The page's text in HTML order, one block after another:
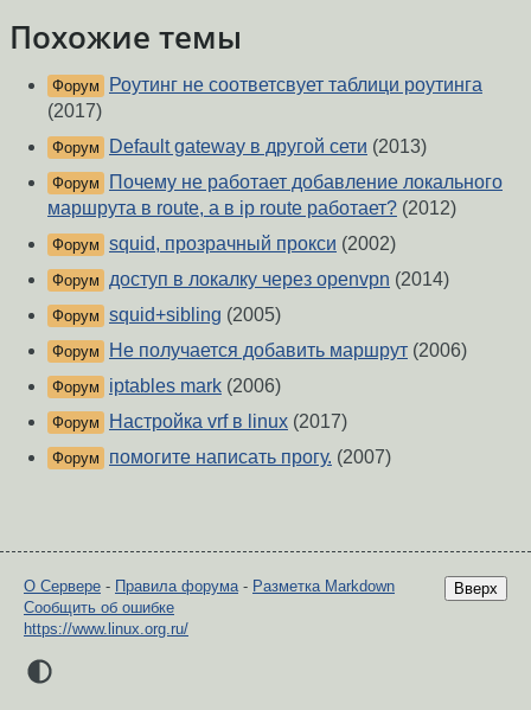
Похожие темы
Форум
Роутинг не соответсвует таблици роутинга
(2017)
Форум Default gateway в другой сети (2013)
Форум
Почему не работает добавление локального
маршрута в route, а в ip route работает? (2012)
Форум squid, прозрачный прокси (2002)
Форум доступ в локалку через openvpn (2014)
Форум squid+sibling (2005)
Форум Не получается добавить маршрут (2006)
Форум iptables mark (2006)
Форум Настройка vrf в linux (2017)
Форум помогите написать прогу. (2007)
Вверх
О Сервере - Правила форума- Разметка Markdown
Сообщить об ошибке
https://www.linux.org.ru/